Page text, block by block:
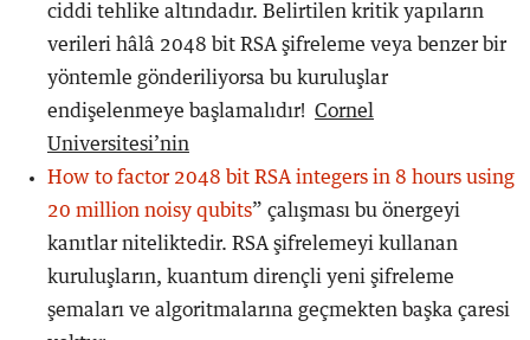
ciddi tehlike altındadır. Belirtilen kritik yapıların
verileri hâlâ 2048 bit RSA şifreleme veya benzer bir
yöntemle gönderiliyorsa bu kuruluşlar
endişelenmeye başlamalıdır! Cornel
Universitesi’nin
How to factor 2048 bit RSA integers in 8 hours using
20 million noisy qubits” çalışması bu önergeyi
kanıtlar niteliktedir. RSA şifrelemeyi kullanan
kuruluşların, kuantum dirençli yeni şifreleme
şemaları ve algoritmalarına geçmekten başka çaresi